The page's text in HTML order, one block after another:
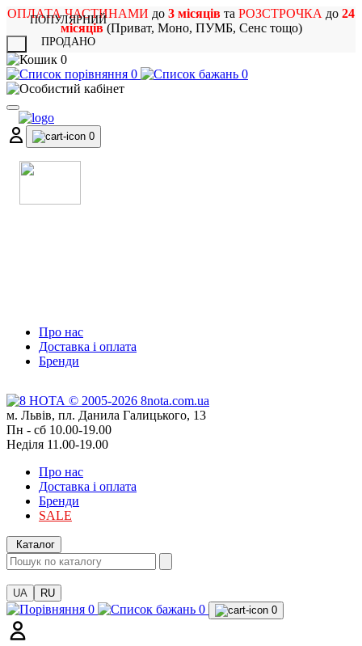
ОПЛАТА ЧАСТИНАМИ до 3 місяців та РОЗСТРОЧКА до 24
місяців(Приват, Моно, ПУМБ, Сенс тощо)
0
0
0
0
Про нас
Доставка і оплата
Бренди
м. Львів, пл. Данила Галицького, 13
Пн - сб 10.00-19.00
Неділя 11.00-19.00
Про нас
Доставка і оплата
Бренди
SALE
Каталог
UA RU
0 0 0
ПОПУЛЯРНИЙ
ПРОДАНО